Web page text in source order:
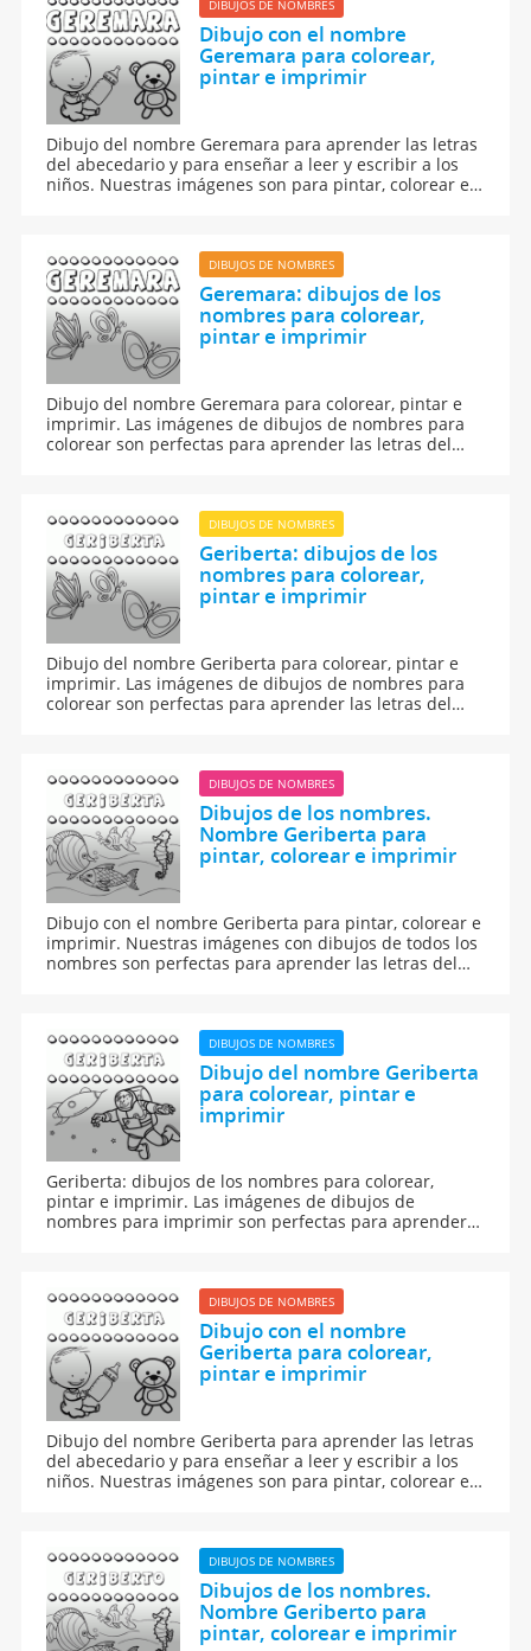
DIBUJOS DE NOMBRES
Dibujo con el nombre
Geremara para colorear,
pintar e imprimir
Dibujo del nombre Geremara para aprender las letras
del abecedario y para enseñar a leer y escribir a los
niños. Nuestras imágenes son para pintar, colorear e
DIBUJOS DE NOMBRES
Geremara: dibujos de los
nombres para colorear,
pintar e imprimir
Dibujo del nombre Geremara para colorear, pintar e
imprimir. Las imágenes de dibujos de nombres para
colorear son perfectas para aprender las letras del
DIBUJOS DE NOMBRES
Geriberta: dibujos de los
nombres para colorear,
pintar e imprimir
Dibujo del nombre Geriberta para colorear, pintar e
imprimir. Las imágenes de dibujos de nombres para
colorear son perfectas para aprender las letras del
DIBUJOS DE NOMBRES
Dibujos de los nombres.
Nombre Geriberta para
pintar, colorear e imprimir
Dibujo con el nombre Geriberta para pintar, colorear e
imprimir. Nuestras imágenes con dibujos de todos los
nombres son perfectas para aprender las letras del
DIBUJOS DE NOMBRES
Dibujo del nombre Geriberta
para colorear, pintar e
imprimir
Geriberta: dibujos de los nombres para colorear,
pintar e imprimir. Las imágenes de dibujos de
nombres para imprimir son perfectas para aprender a
DIBUJOS DE NOMBRES
Dibujo con el nombre
Geriberta para colorear,
pintar e imprimir
Dibujo del nombre Geriberta para aprender las letras
del abecedario y para enseñar a leer y escribir a los
niños. Nuestras imágenes son para pintar, colorear e
DIBUJOS DE NOMBRES
Dibujos de los nombres.
Nombre Geriberto para
pintar, colorear e imprimir